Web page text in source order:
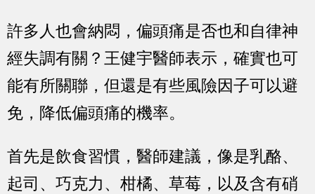
許多人也會納悶，偏頭痛是否也和自律神
經失調有關？王健宇醫師表示，確實也可
能有所關聯，但還是有些風險因子可以避
免，降低偏頭痛的機率。
首先是飲食習慣，醫師建議，像是乳酪、
起司、巧克力、柑橘、草莓，以及含有硝